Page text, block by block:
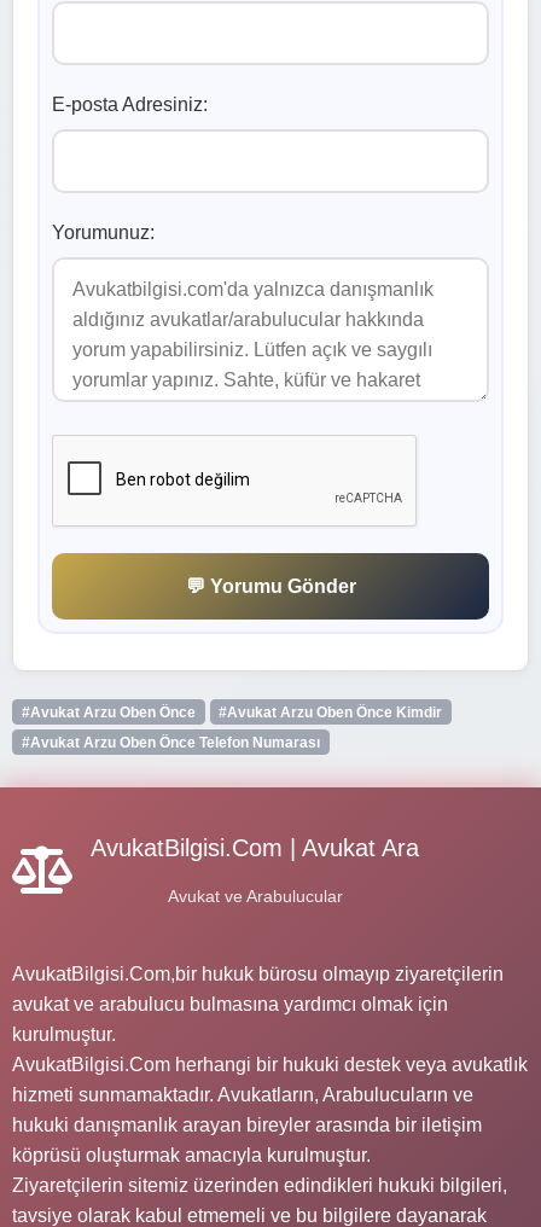
E-posta Adresiniz:
Yorumunuz:
💬 Yorumu Gönder
#Avukat Arzu Oben Önce
#Avukat Arzu Oben Önce Kimdir
#Avukat Arzu Oben Önce Telefon Numarası
AvukatBilgisi.Com | Avukat Ara
Avukat ve Arabulucular
AvukatBilgisi.Com,bir hukuk bürosu olmayıp ziyaretçilerin
avukat ve arabulucu bulmasına yardımcı olmak için
kurulmuştur.
AvukatBilgisi.Com herhangi bir hukuki destek veya avukatlık
hizmeti sunmamaktadır. Avukatların, Arabulucuların ve
hukuki danışmanlık arayan bireyler arasında bir iletişim
köprüsü oluşturmak amacıyla kurulmuştur.
Ziyaretçilerin sitemiz üzerinden edindikleri hukuki bilgileri,
tavsiye olarak kabul etmemeli ve bu bilgilere dayanarak